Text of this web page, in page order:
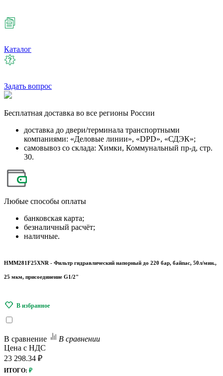
Каталог
Задать вопрос
Бесплатная доставка во все регионы России
доставка до двери/терминала транспортными
компаниями: «Деловые линии», «DPD», «СДЭК»;
самовывоз со склада: Химки, Коммунальный пр-д, стр.
30.
Любые способы оплаты
банковская карта;
безналичный расчёт;
наличные.
HMM281F25XNR - Фильтр гидравлический напорный до 220 бар, байпас, 50л/мин.,
25 мкм, присоединение G1/2"
В сравнение
В сравнении
Цена с НДС
23 298.34 ₽
ИТОГО: ₽